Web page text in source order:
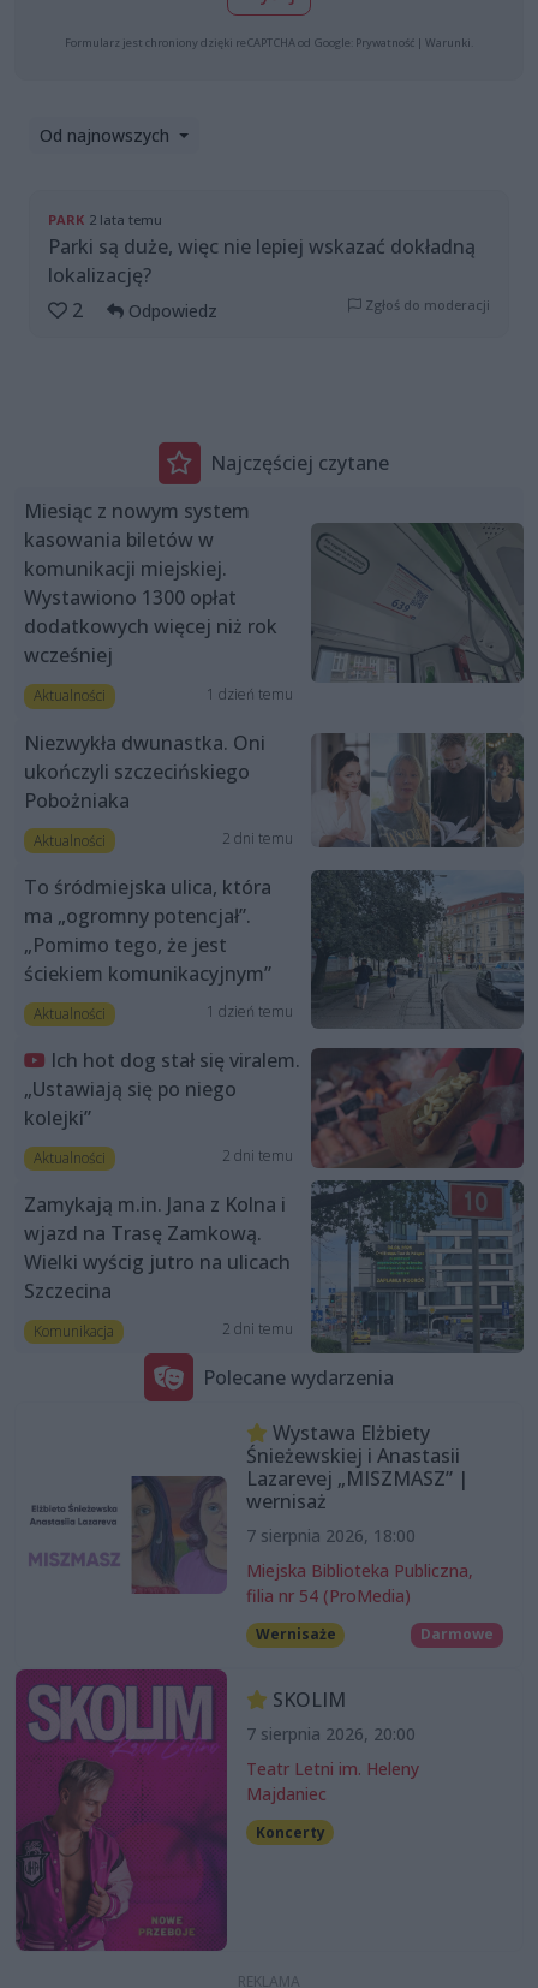
Formularz jest chroniony dzięki reCAPTCHA od Google: Prywatność | Warunki
Od najnowszych
PARK 2 lata temu
Parki są duże, więc nie lepiej wskazać dokładną
lokalizację?
2
Odpowiedz Zgłoś do moderacji
Najczęściej czytane
Miesiąc z nowym system
kasowania biletów w
komunikacji miejskiej.
Wystawiono 1300 opłat
dodatkowych więcej niż rok
wcześniej
Aktualności 1 dzień temu
Niezwykła dwunastka. Oni
ukończyli szczecińskiego
Pobożniaka
Aktualności 2 dni temu
To śródmiejska ulica, która
ma „ogromny potencjał”.
„Pomimo tego, że jest
ściekiem komunikacyjnym”
Aktualności 1 dzień temu
Ich hot dog stał się viralem.
„Ustawiają się po niego
kolejki”
Aktualności 2 dni temu
Zamykają m.in. Jana z Kolna i
wjazd na Trasę Zamkową.
Wielki wyścig jutro na ulicach
Szczecina
Komunikacja 2 dni temu
Polecane wydarzenia
Wystawa Elżbiety
Śnieżewskiej i Anastasii
Lazarevej „MISZMASZ” |
wernisaż
7 sierpnia 2026, 18:00
Miejska Biblioteka Publiczna,
filia nr 54 (ProMedia)
Wernisaże Darmowe
SKOLIM
7 sierpnia 2026, 20:00
Teatr Letni im. Heleny
Majdaniec
Koncerty